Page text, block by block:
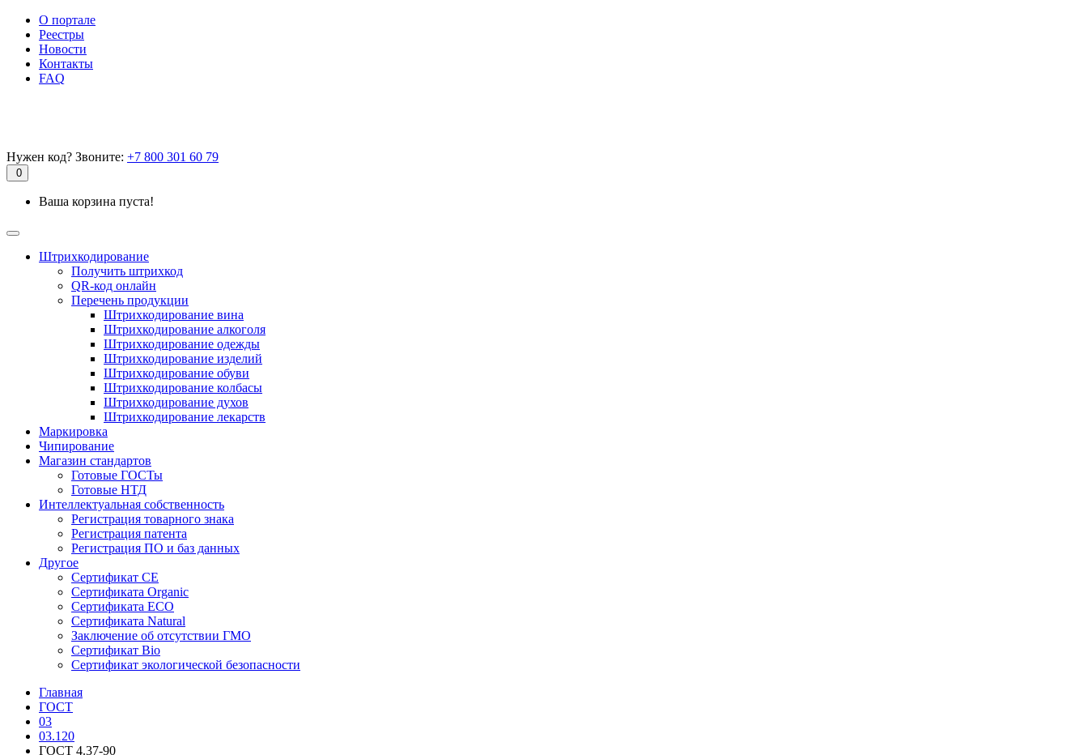
О портале
Реестры
Новости
Контакты
FAQ
Нужен код? Звоните: +7 800 301 60 79
0
Ваша корзина пуста!
Штрихкодирование
Получить штрихкод
QR-код онлайн
Перечень продукции
Штрихкодирование вина
Штрихкодирование алкоголя
Штрихкодирование одежды
Штрихкодирование изделий
Штрихкодирование обуви
Штрихкодирование колбасы
Штрихкодирование духов
Штрихкодирование лекарств
Маркировка
Чипирование
Магазин стандартов
Готовые ГОСТы
Готовые НТД
Интеллектуальная собственность
Регистрация товарного знака
Регистрация патента
Регистрация ПО и баз данных
Другое
Сертификат СЕ
Сертификата Organic
Сертификата ECO
Сертификата Natural
Заключение об отсутствии ГМО
Сертификат Bio
Сертификат экологической безопасности
Главная
ГОСТ
03
03.120
ГОСТ 4.37-90